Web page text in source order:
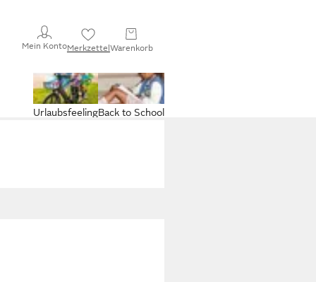
Mein KontoMerkzettelWarenkorb
Back to School
Urlaubsfeeling